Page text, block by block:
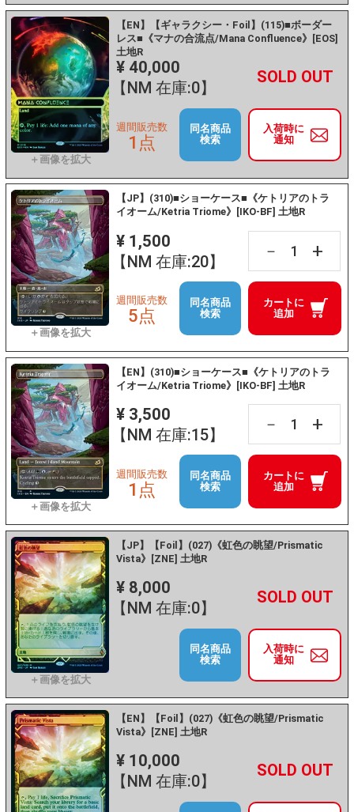
【EN】【ギャラクシー・Foil】(115)■ボーダー
レス■《マナの合流点/Mana Confluence》[EOS]
土地R
¥ 40,000
【NM 在庫:0】
－ +
入荷時に
通知
週間販売数
1点
同名商品
検索
【JP】(310)■ショーケース■《ケトリアのトラ
イオーム/Ketria Triome》[IKO-BF] 土地R
¥ 1,500
【NM 在庫:20】
－ +
カートに
追加
週間販売数
5点
同名商品
検索
【EN】(310)■ショーケース■《ケトリアのトラ
イオーム/Ketria Triome》[IKO-BF] 土地R
¥ 3,500
【NM 在庫:15】
－ +
カートに
追加
週間販売数
1点
同名商品
検索
【JP】【Foil】(027)《虹色の眺望/Prismatic
Vista》[ZNE] 土地R
¥ 8,000
【NM 在庫:0】
－ +
入荷時に
通知
同名商品
検索
【EN】【Foil】(027)《虹色の眺望/Prismatic
Vista》[ZNE] 土地R
¥ 10,000
【NM 在庫:0】
－ +